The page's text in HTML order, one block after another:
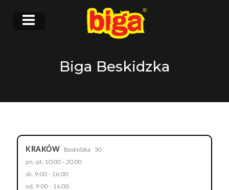
Biga Beskidzka
KRAKÓW Beskidzka
30
pn.-pt. 10:00 - 20:00
sb. 9:00 - 16:00
nd. 9:00 - 16:00